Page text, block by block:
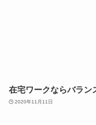
在宅ワークならバラン
2020年11月11日